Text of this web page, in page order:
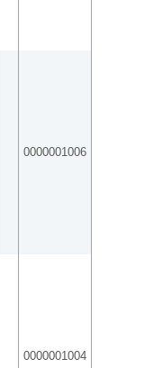
0000001006
0000001004